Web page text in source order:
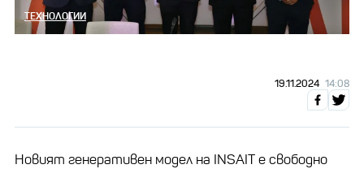
ТЕХНОЛОГИИ
19.11.2024 14:08
Новият генеративен модел на INSAIT е свободно